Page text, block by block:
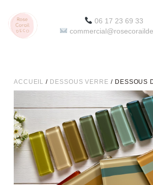
06 17 23 69 33
ACCUEIL / DESSOUS VERRE / DESSOUS